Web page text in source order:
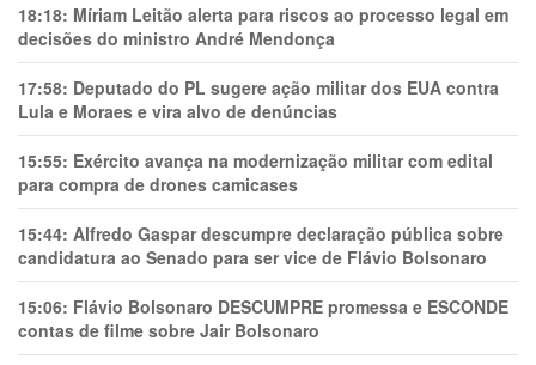
18:18: Míriam Leitão alerta para riscos ao processo legal em
decisões do ministro André Mendonça
17:58: Deputado do PL sugere ação militar dos EUA contra
Lula e Moraes e vira alvo de denúncias
15:55: Exército avança na modernização militar com edital
para compra de drones camicases
15:44: Alfredo Gaspar descumpre declaração pública sobre
candidatura ao Senado para ser vice de Flávio Bolsonaro
15:06: Flávio Bolsonaro DESCUMPRE promessa e ESCONDE
contas de filme sobre Jair Bolsonaro